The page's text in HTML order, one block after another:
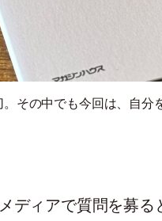
。その中でも今回は、自
ディアで質問を募